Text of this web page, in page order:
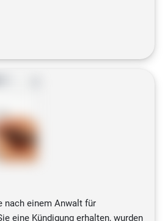
nach einem Anwalt für
eine Kündigung erhalten, wurden